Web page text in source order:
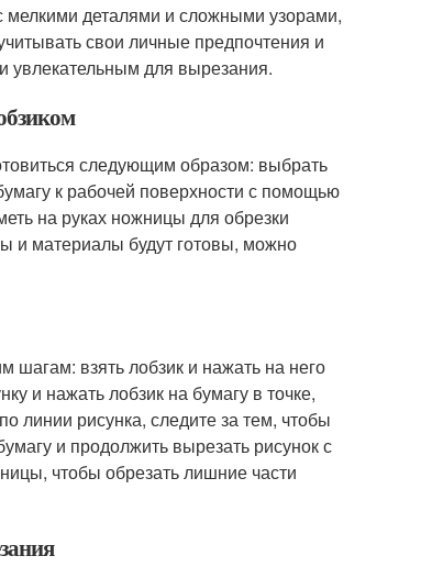
мелкими деталями и сложными узорами,
свои личные предпочтения и
увлекательным для вырезания.
следующим образом: выбрать
к рабочей поверхности с помощью
на руках ножницы для обрезки
и материалы будут готовы, можно
шагам: взять лобзик и нажать на него
и нажать лобзик на бумагу в точке,
линии рисунка, следите за тем, чтобы
и продолжить вырезать рисунок с
чтобы обрезать лишние части